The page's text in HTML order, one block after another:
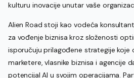
kulturu inovacije unutar vaše
Alien Road stoji kao vodeća
za vođenje biznisa kroz složenosti
isporučuju prilagođene strategije koje
marketere, vlasnike biznisa i agencije
potencijal AI u svojim operacijama.